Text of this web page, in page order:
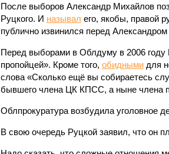
После выборов Александр Михайлов
Руцкого. И называл его, якобы, правой
публично извинился перед
Перед выборами в Облдуму в 2006 году
пропойцей». Кроме того, обиднымидля
слова «Сколько ещё вы собираетесь
бывшего члена ЦК КПСС, а ныне члена
Облпрокуратура возбудила уголовное
В свою очередь Руцкой заявил, что он